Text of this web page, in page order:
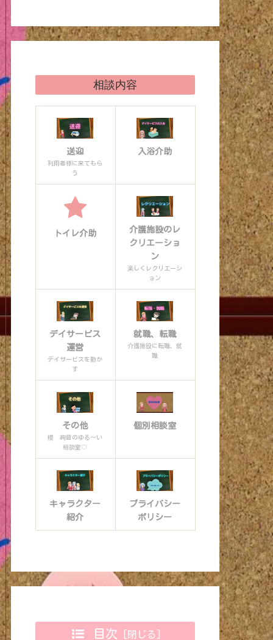
相談内容
送迎
利用者様に来てもら
う
入浴介助
トイレ介助
介護施設のレ
クリエーショ
ン
楽しくレクリエーシ
ョン
デイサービス
運営
デイサービスを動か
す
就職、転職
介護施設に転職、就
職
その他
櫻 絢音のゆる〜い
相談室♡
個別相談室
キャラクター
紹介
プライバシー
ポリシー
目次